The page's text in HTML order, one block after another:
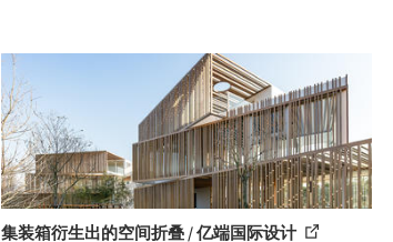
集装箱衍生出的空间折叠 / 亿端国际设计